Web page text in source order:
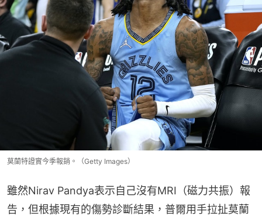
莫蘭特證實今季報銷。（Getty Images）
雖然Nirav Pandya表示自己沒有MRI（磁力共振）報
告，但根據現有的傷勢診斷結果，普爾用手拉扯莫蘭